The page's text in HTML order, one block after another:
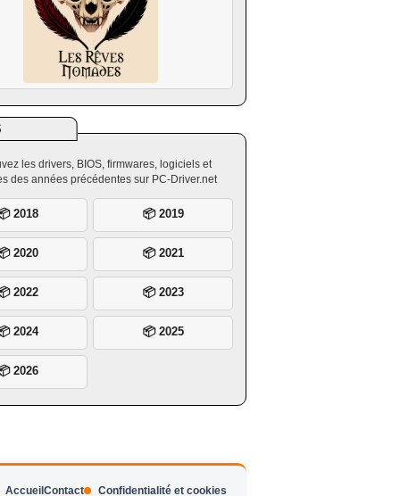
les drivers, BIOS, firmwares, logiciels et
des années précédentes sur PC-Driver.net
2018 📦 2019
2020 📦 2021
2022 📦 2023
2024 📦 2025
2026
Accueil Contact Confidentialité et cookies